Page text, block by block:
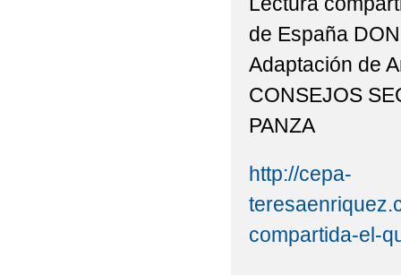
de España
Adaptación de
CONSEJOS
PANZA
http://cepa-
compartida-el-